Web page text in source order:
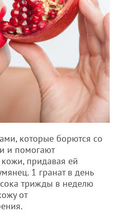
которые борются со
и помогают
кожи, придавая ей
1 гранат в день
сока трижды в неделю
от